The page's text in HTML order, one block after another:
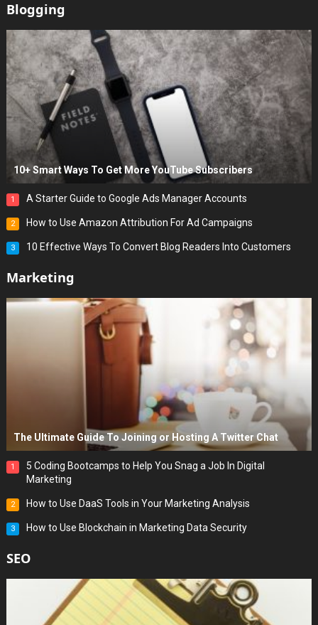
Blogging
10+ Smart Ways To Get More YouTube Subscribers
1 A Starter Guide to Google Ads Manager Accounts
2 How to Use Amazon Attribution For Ad Campaigns
3 10 Effective Ways To Convert Blog Readers Into Customers
Marketing
The Ultimate Guide To Joining or Hosting A Twitter Chat
1
5 Coding Bootcamps to Help You Snag a Job In Digital
Marketing
2 How to Use DaaS Tools in Your Marketing Analysis
3 How to Use Blockchain in Marketing Data Security
SEO